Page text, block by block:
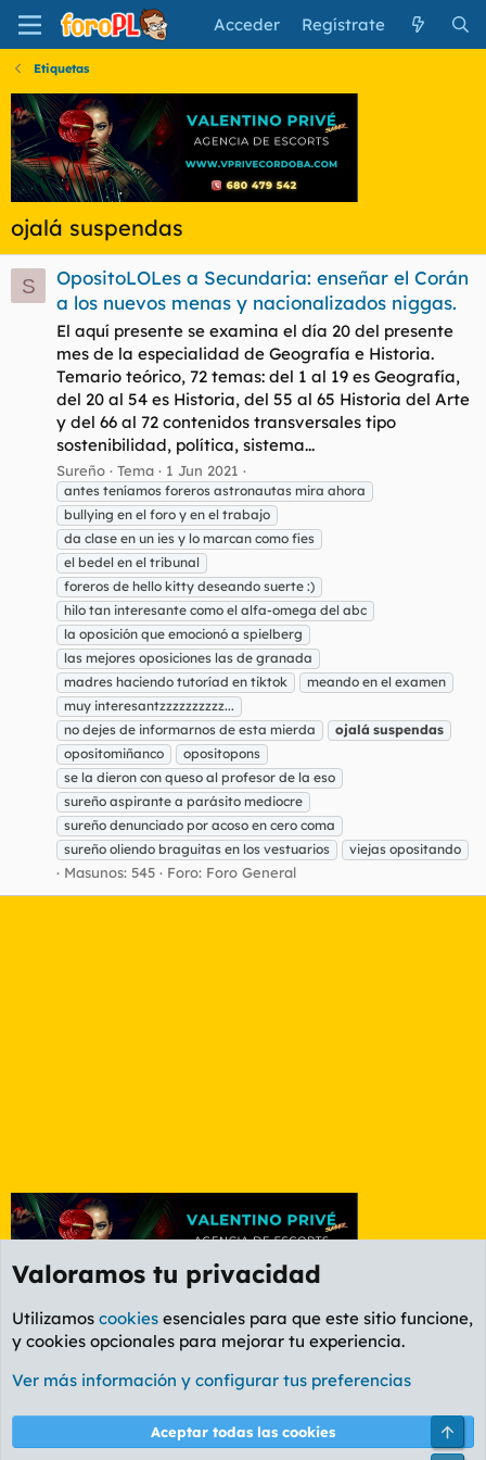
Acceder Regístrate
Etiquetas
ojalá suspendas
S
OpositoLOLes a Secundaria: enseñar el Corán
a los nuevos menas y nacionalizados niggas.
El aquí presente se examina el día 20 del presente
mes de la especialidad de Geografía e Historia.
Temario teórico, 72 temas: del 1 al 19 es Geografía,
del 20 al 54 es Historia, del 55 al 65 Historia del Arte
y del 66 al 72 contenidos transversales tipo
sostenibilidad, política, sistema...
Sureño Tema 1 Jun 2021
antes teníamos foreros astronautas mira ahora
bullying en el foro y en el trabajo
da clase en un ies y lo marcan como fies
el bedel en el tribunal
foreros de hello kitty deseando suerte :)
hilo tan interesante como el alfa-omega del abc
la oposición que emocionó a spielberg
las mejores oposiciones las de granada
madres haciendo tutoríad en tiktok
meando en el examen
muy interesantzzzzzzzzzz...
no dejes de informarnos de esta mierda
ojalá suspendas
opositomiñanco
opositopons
se la dieron con queso al profesor de la eso
sureño aspirante a parásito mediocre
sureño denunciado por acoso en cero coma
sureño oliendo braguitas en los vestuarios
viejas opositando
Masunos: 545 Foro: Foro General
Etiquetas
Cookies
PL OLDSTYLE AMARILLO
Términos y reglas Política de privacidad Ayuda
Valoramos tu privacidad
Utilizamos cookies esenciales para que este sitio funcione,
y cookies opcionales para mejorar tu experiencia.
Ver más información y configurar tus preferencias
Aceptar todas las cookies